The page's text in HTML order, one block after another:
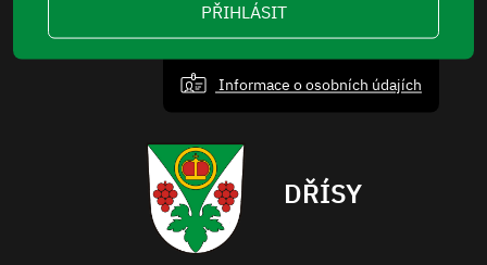
PŘIHLÁSIT
Informace o osobních údajích
DŘÍSY